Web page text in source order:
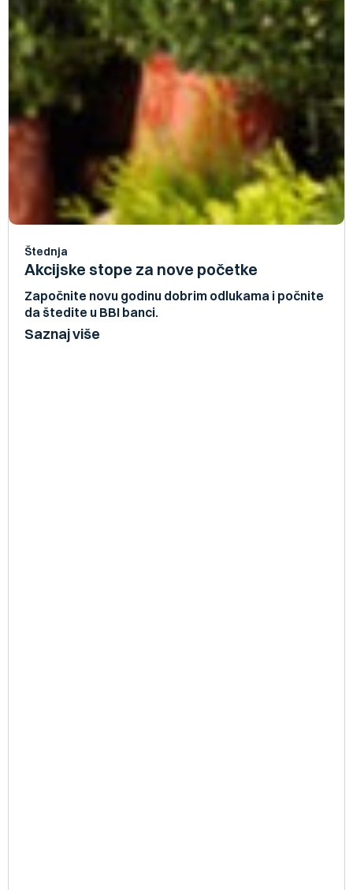
Štednja
Akcijske stope za nove početke
Započnite novu godinu dobrim odlukama i počnite
da štedite u BBI banci.
Saznaj više